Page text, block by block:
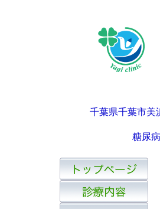
千葉県千葉市美
糖尿